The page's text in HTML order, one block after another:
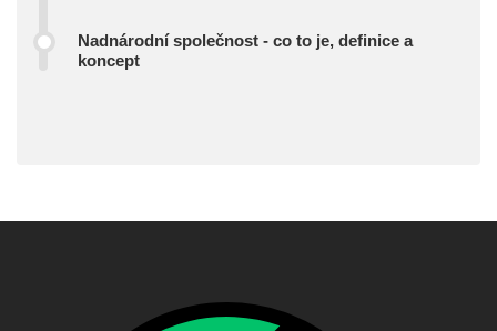
Nadnárodní společnost - co to je, definice a
koncept